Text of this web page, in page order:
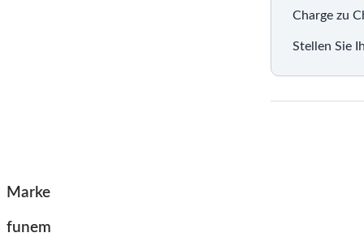
Charge zu
Stellen Sie
Marke
funem